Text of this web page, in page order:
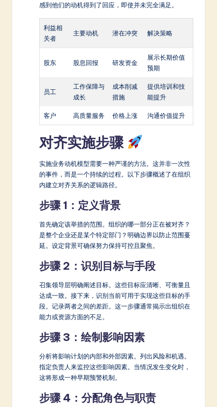
感到他们的动机得到了回应，即使并未完全满足。
利益相
关者
主要动机 潜在冲突 解决策略
股东 股息回报 研发资金
展示长期价值
预期
员工
工作保障与
成长
成本削减
措施
提供培训和技
能提升
客户 高质量服务 价格上涨 沟通价值提升
对齐实施步骤
实施业务动机模型需要一种严谨的方法。这并非一次性
的事件，而是一个持续的过程。以下步骤概述了在组织
内建立对齐关系的逻辑路径。
步骤 1：定义背景
首先确定该举措的范围。组织的哪一部分正在被对齐？
是整个企业还是某个特定部门？明确边界以防止范围蔓
延。设定背景可确保努力保持可控且聚焦。
步骤 2：识别目标与手段
召集领导层明确阐述目标。这些目标应清晰、可衡量且
达成一致。接下来，识别当前可用于实现这些目标的手
段。记录两者之间的差距。这一步骤通常揭示出组织在
能力或资源方面的不足。
步骤 3：绘制影响因素
分析将影响计划的内部和外部因素。列出风险和机遇。
指定负责人来监控这些影响因素。当情况发生变化时，
这将形成一种早期预警机制。
步骤 4：分配角色与职责